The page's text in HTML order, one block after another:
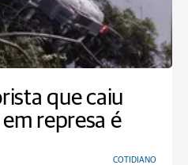
que caiu
represa é
COTIDIANO